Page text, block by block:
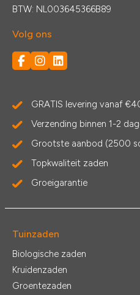
BTW: NL003645366B89
Volg ons
GRATIS levering vanaf
Verzending binnen 1-2
Grootste aanbod (2500
Topkwaliteit zaden
Groeigarantie
Tuinzaden
Biologische zaden
Kruidenzaden
Groentezaden